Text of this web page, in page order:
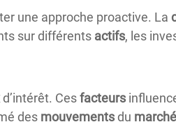
une approche proactive. La
sur différents actifs, les
d’intérêt. Cesfacteurs
des mouvements du marché